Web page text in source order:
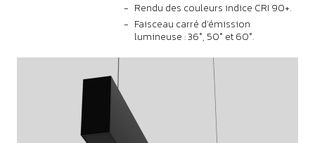
Rendu des couleurs indice CRI 90+.
Faisceau carré d'émission
lumineuse : 36°, 50° et 60°.